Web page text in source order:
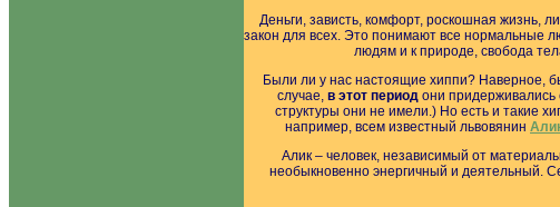
Деньги, зависть, комфорт, роскошная жизнь,
закон для всех. Это понимают все нормальные
людям и к природе, свобода
Были ли у нас настоящие хиппи? Наверное,
случае, в этот период они придерживались
структуры они не имели.) Но есть и такие
например, всем известный львовянин
Алик – человек, независимый от
необыкновенно энергичный и деятельный.